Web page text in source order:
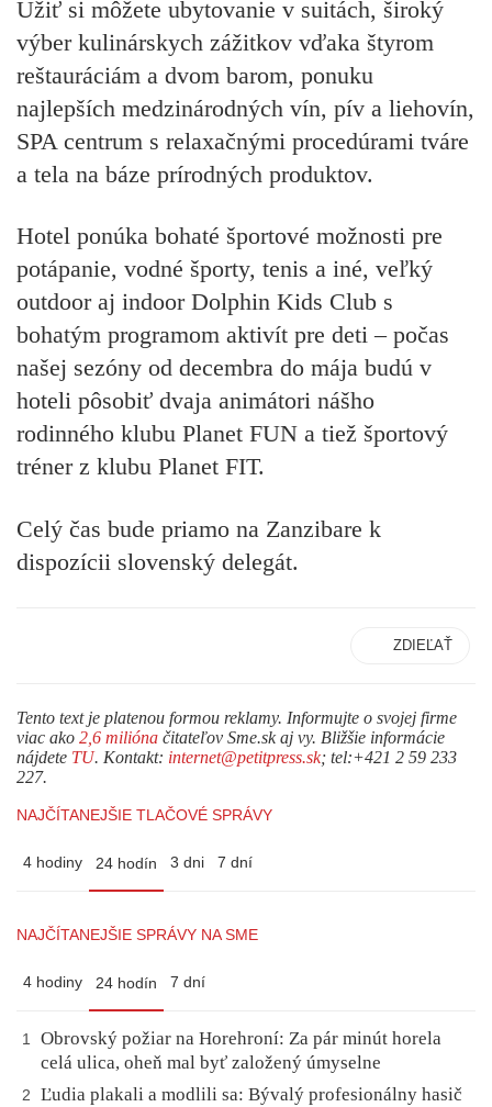
Užiť si môžete ubytovanie v suitách, široký
výber kulinárskych zážitkov vďaka štyrom
reštauráciám a dvom barom, ponuku
najlepších medzinárodných vín, pív a liehovín,
SPA centrum s relaxačnými procedúrami tváre
a tela na báze prírodných produktov.
Hotel ponúka bohaté športové možnosti pre
potápanie, vodné športy, tenis a iné, veľký
outdoor aj indoor Dolphin Kids Club s
bohatým programom aktivít pre deti – počas
našej sezóny od decembra do mája budú v
hoteli pôsobiť dvaja animátori nášho
rodinného klubu Planet FUN a tiež športový
tréner z klubu Planet FIT.
Celý čas bude priamo na Zanzibare k
dispozícii slovenský delegát.
ZDIEĽAŤ
Tento text je platenou formou reklamy. Informujte o svojej firme
viac ako 2,6 milióna čitateľov Sme.sk aj vy. Bližšie informácie
nájdete TU. Kontakt: internet@petitpress.sk; tel:+421 2 59 233
227.
NAJČÍTANEJŠIE TLAČOVÉ SPRÁVY
4 hodiny 24 hodín 3 dni 7 dní
NAJČÍTANEJŠIE SPRÁVY NA SME
4 hodiny 24 hodín 7 dní
1
Obrovský požiar na Horehroní: Za pár minút horela
celá ulica, oheň mal byť založený úmyselne
2
Ľudia plakali a modlili sa: Bývalý profesionálny hasič